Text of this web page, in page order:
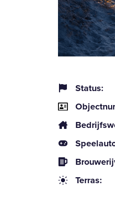
Status:
Terras: